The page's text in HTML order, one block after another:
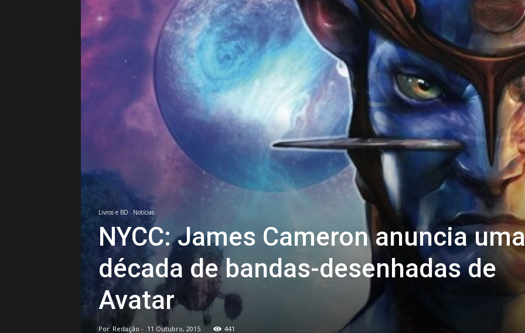
Livros e BD Notícias
NYCC: James Cameron anuncia uma
década de bandas-desenhadas de
Avatar
Por Redação - 11 Outubro, 2015 441